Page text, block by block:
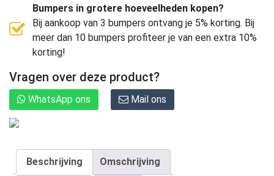
Bumpers in grotere hoeveelheden kopen?
Bij aankoop van 3 bumpers ontvang je 5% korting. Bij
meer dan 10 bumpers profiteer je van een extra 10%
korting!
Vragen over deze product?
WhatsApp ons Mail ons
Beschrijving Omschrijving